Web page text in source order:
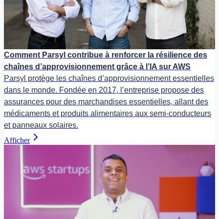
Comment Parsyl contribue à renforcer la résilience des
chaînes d’approvisionnement grâce à l’IA sur AWS
Parsyl protège les chaînes d’approvisionnement essentielles
dans le monde. Fondée en 2017, l’entreprise propose des
assurances pour des marchandises essentielles, allant des
médicaments et produits alimentaires aux semi-conducteurs
et panneaux solaires.
Afficher